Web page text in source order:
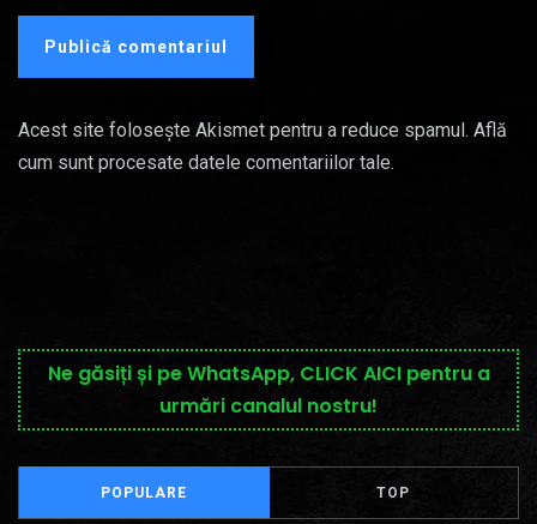
Acest site folosește Akismet pentru a reduce spamul. Află
cum sunt procesate datele comentariilor tale.
Ne găsiți și pe WhatsApp, CLICK AICI pentru a
urmări canalul nostru!
POPULARE TOP